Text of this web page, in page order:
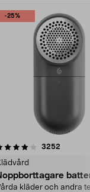
-25%
3252
kläder och andra
4.5av 5 stjärnor